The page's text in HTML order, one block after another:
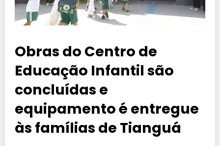
Obras do Centro de
Educação Infantil são
concluídas e
equipamento é entregue
às famílias de Tianguá